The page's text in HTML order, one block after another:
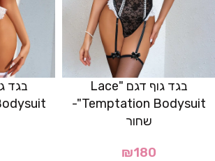
בגד גוף דגם "Lace
Temptation Bodysuit"-
שחור
₪180